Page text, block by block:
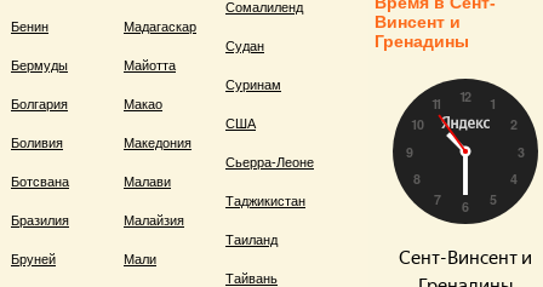
Бенин
Бермуды
Болгария
Боливия
Ботсвана
Бразилия
Бруней
Мадагаскар
Майотта
Макао
Македония
Малави
Малайзия
Мали
Сомалиленд
Судан
Суринам
США
Сьерра-Леоне
Таджикистан
Таиланд
Тайвань
Винсент и
Гренадины